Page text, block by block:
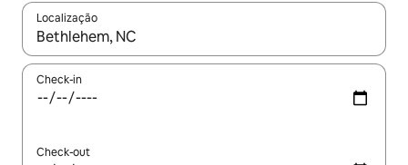
Localização
Quando os resultados estiverem disponíveis, navegue com
Check-in
Check-out